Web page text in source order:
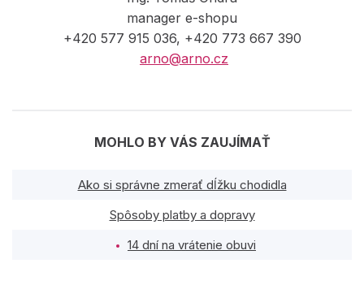
manager e-shopu
+420 577 915 036, +420 773 667 390
arno@arno.cz
MOHLO BY VÁS ZAUJÍMAŤ
Ako si správne zmerať dĺžku chodidla
Spôsoby platby a dopravy
14 dní na vrátenie obuvi